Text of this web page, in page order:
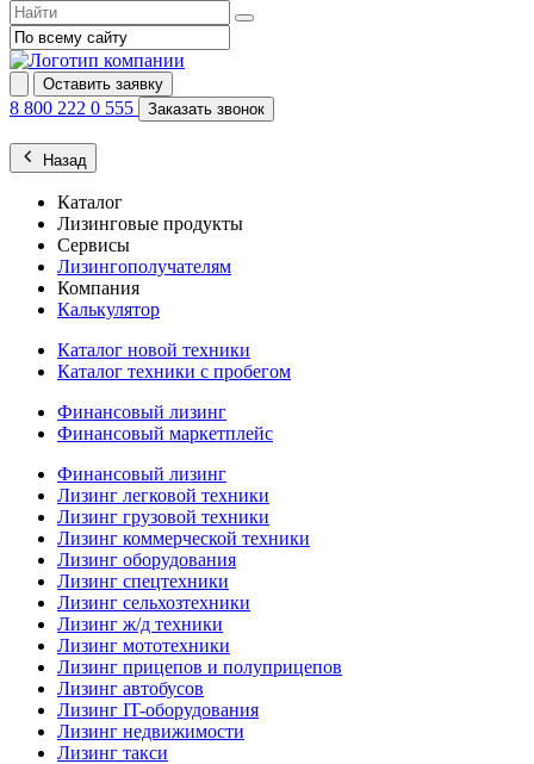
Оставить заявку
8 800 222 0 555 Заказать звонок
Назад
Каталог
Лизинговые продукты
Сервисы
Лизингополучателям
Компания
Калькулятор
Каталог новой техники
Каталог техники с пробегом
Финансовый лизинг
Финансовый маркетплейс
Финансовый лизинг
Лизинг легковой техники
Лизинг грузовой техники
Лизинг коммерческой техники
Лизинг оборудования
Лизинг спецтехники
Лизинг сельхозтехники
Лизинг ж/д техники
Лизинг мототехники
Лизинг прицепов и полуприцепов
Лизинг автобусов
Лизинг IT-оборудования
Лизинг недвижимости
Лизинг такси